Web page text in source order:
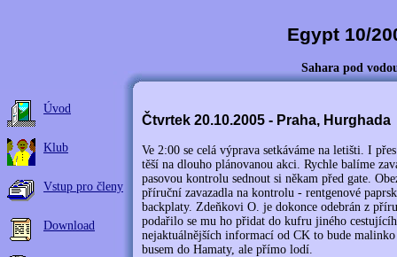
Egypt 10/
Sahara pod
Úvod
Klub
Vstup pro členy
Download
Čtvrtek 20.10.2005 - Praha, Hurghada
Ve 2:00 se celá výprava setkáváme na letišti. I
těší na dlouho plánovanou akci. Rychle balíme
pasovou kontrolu sednout si někam před gate.
příruční zavazadla na kontrolu - rentgenové
backplaty. Zdeňkovi O. je dokonce odebrán z
podařilo se mu ho přidat do kufru jiného
nejaktuálnějších informací od CK to bude
busem do Hamaty, ale přímo lodí.